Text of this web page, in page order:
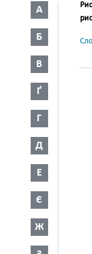
А
Б
В
Ґ
Г
Д
Е
Є
Ж